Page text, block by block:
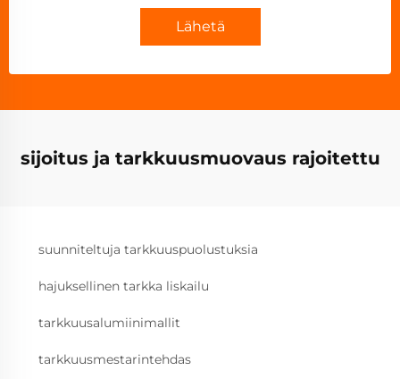
Lähetä
sijoitus ja tarkkuusmuovaus rajoitettu
suunniteltuja tarkkuuspuolustuksia
hajuksellinen tarkka liskailu
tarkkuusalumiinimallit
tarkkuusmestarintehdas